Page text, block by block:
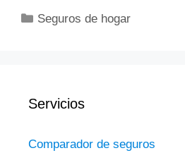
Categorías
Seguros de hogar
Servicios
Comparador de seguros